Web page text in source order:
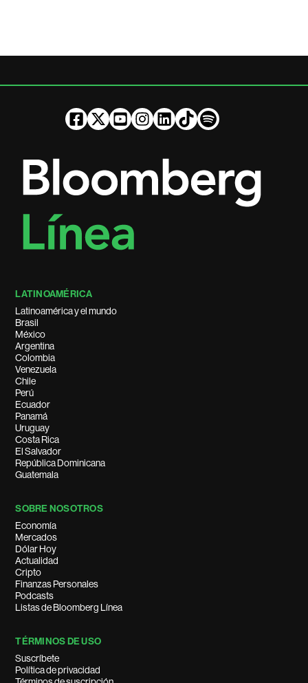
LATINOAMÉRICA
Latinoamérica y el mundo
Brasil
México
Argentina
Colombia
Venezuela
Chile
Perú
Ecuador
Panamá
Uruguay
Costa Rica
El Salvador
República Dominicana
Guatemala
SOBRE NOSOTROS
Economía
Mercados
Dólar Hoy
Actualidad
Cripto
Finanzas Personales
Podcasts
Listas de Bloomberg Línea
TÉRMINOS DE USO
Suscríbete
Política de privacidad